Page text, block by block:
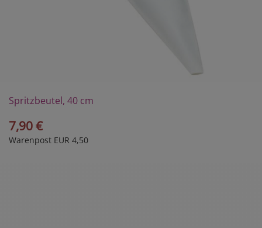
Spritzbeutel, 40 cm
7,90 €
Warenpost EUR 4,50